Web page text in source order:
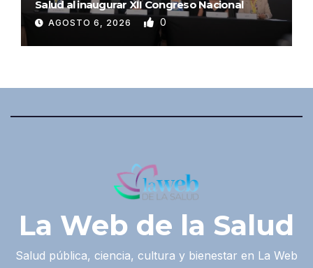
Salud al inaugurar XII Congreso Nacional
AGOSTO 6, 2026 0
La Web de la Salud
Salud pública, ciencia, cultura y bienestar en La Web